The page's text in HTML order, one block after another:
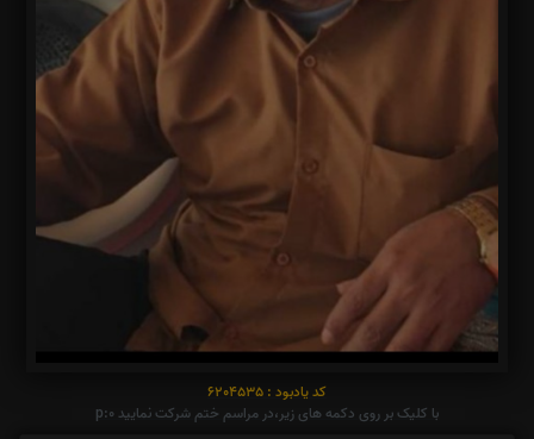
کد یادبود : 6204535
با کلیک بر روی دکمه های زیر،در مراسم ختم شرکت نمایید p:0